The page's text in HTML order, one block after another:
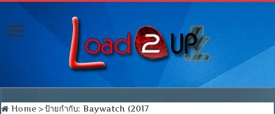
Home > ป้ายกำกับ:Baywatch (2017